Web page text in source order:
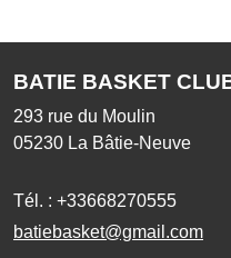
BATIE BASKET
293 rue du Moulin
05230 La Bâtie-Neuve
Tél. : +33668270555
batiebasket@gmail.com